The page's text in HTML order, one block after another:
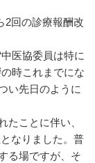
2回の診療報酬改
医協委員は特に
時これまでにな
い先日のように
ことに伴い、
なりました。普
る場ですが、そ